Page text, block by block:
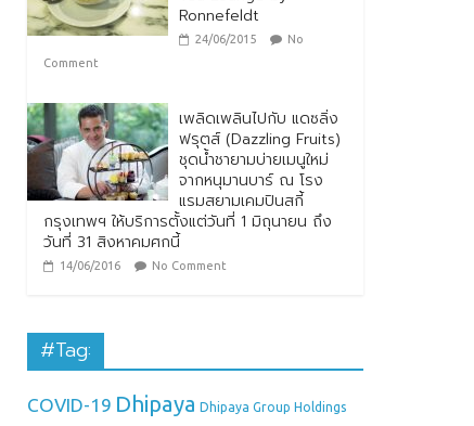
Ronnefeldt
24/06/2015
No
Comment
เพลิดเพลินไปกับ แดซลิ่ง
ฟรุตส์ (Dazzling Fruits)
ชุดน้ำชายามบ่ายเมนูใหม่
จากหนุมานบาร์ ณ โรง
แรมสยามเคมปินสกี้
กรุงเทพฯ ให้บริการตั้งแต่วันที่ 1 มิถุนายน ถึง
วันที่ 31 สิงหาคมศกนี้
14/06/2016 No Comment
#Tag:
COVID-19 Dhipaya Dhipaya Group Holdings